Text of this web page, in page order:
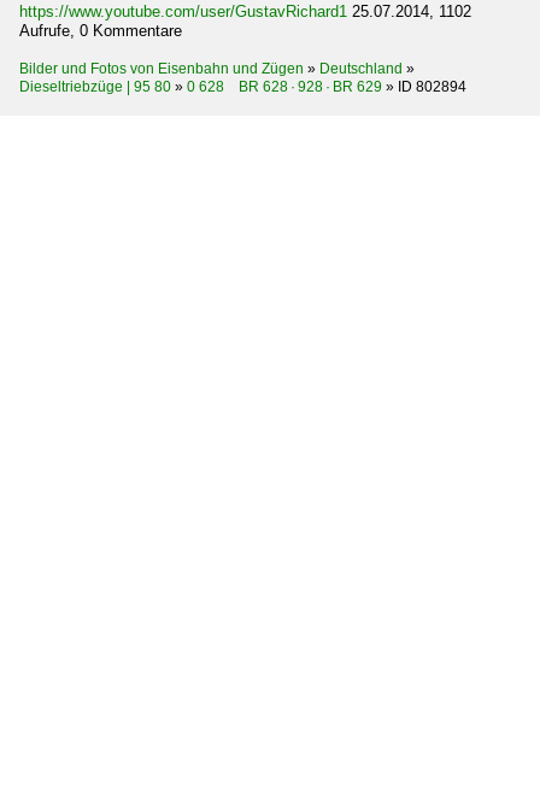
https://www.youtube.com/user/GustavRichard1 25.07.2014, 1102
Aufrufe, 0 Kommentare
Bilder und Fotos von Eisenbahn und Zügen » Deutschland »
Dieseltriebzüge | 95 80 » 0 628 BR 628 · 928 · BR 629 » ID 802894